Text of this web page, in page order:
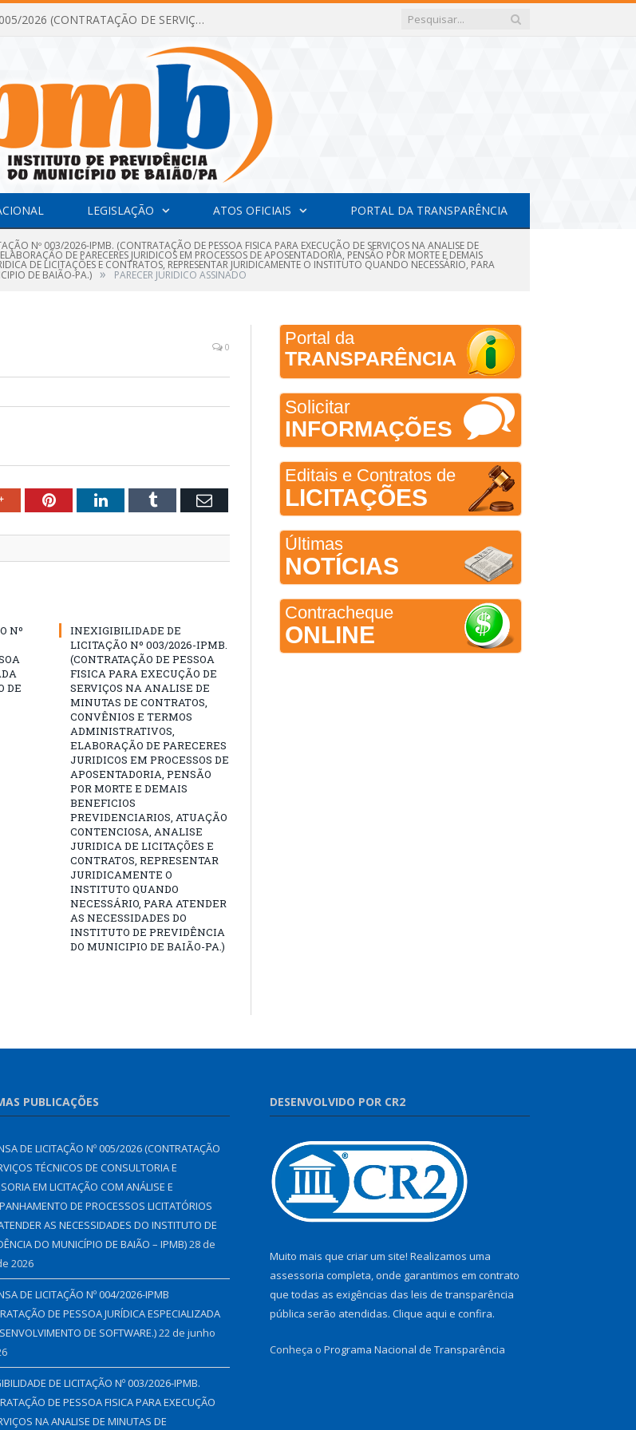
DISPENSA DE LICITAÇÃO Nº 005/2026 (CONTRATAÇÃO DE SERVIÇOS TÉCNICOS DE CONSULTORIA E ASSESSORIA EM LICITAÇÃO COM ANÁLISE E ACOMPANHAMENTO DE PROCESSOS LICITATÓRIOS PARA ATENDER AS NECESSIDADES DO INSTITUTO DE PREVIDÊNCIA DO MUNICÍPIO DE BAIÃO – IPMB)
LEGISLAÇÃO ATOS OFICIAIS PORTAL DA TRANSPARÊNCIA
Nº 003/2026-IPMB. (CONTRATAÇÃO DE PESSOA FISICA PARA EXECUÇÃO DE SERVIÇOS NA ANALISE DE
DE PARECERES JURIDICOS EM PROCESSOS DE APOSENTADORIA, PENSÃO POR MORTE E DEMAIS
DE LICITAÇÕES E CONTRATOS, REPRESENTAR JURIDICAMENTE O INSTITUTO QUANDO NECESSÁRIO, PARA
DE BAIÃO-PA.) » PARECER JURIDICO ASSINADO
0
Google+PinterestLinkedInTumblr Email
Nº
DE
INEXIGIBILIDADE DE
LICITAÇÃO Nº 003/2026-IPMB.
(CONTRATAÇÃO DE PESSOA
FISICA PARA EXECUÇÃO DE
SERVIÇOS NA ANALISE DE
MINUTAS DE CONTRATOS,
CONVÊNIOS E TERMOS
ADMINISTRATIVOS,
ELABORAÇÃO DE PARECERES
JURIDICOS EM PROCESSOS DE
APOSENTADORIA, PENSÃO
POR MORTE E DEMAIS
BENEFICIOS
PREVIDENCIARIOS, ATUAÇÃO
CONTENCIOSA, ANALISE
JURIDICA DE LICITAÇÕES E
CONTRATOS, REPRESENTAR
JURIDICAMENTE O
INSTITUTO QUANDO
NECESSÁRIO, PARA ATENDER
AS NECESSIDADES DO
INSTITUTO DE PREVIDÊNCIA
DO MUNICIPIO DE BAIÃO-PA.)
Portal da
TRANSPARÊNCIA
Solicitar
INFORMAÇÕES
Editais e Contratos de
LICITAÇÕES
Últimas
NOTÍCIAS
Contracheque
ONLINE
PUBLICAÇÕES
DE LICITAÇÃO Nº 005/2026 (CONTRATAÇÃO
TÉCNICOS DE CONSULTORIA E
EM LICITAÇÃO COM ANÁLISE E
DE PROCESSOS LICITATÓRIOS
AS NECESSIDADES DO INSTITUTO DE
DO MUNICÍPIO DE BAIÃO – IPMB)28 de
2026
DE LICITAÇÃO Nº 004/2026-IPMB
DE PESSOA JURÍDICA ESPECIALIZADA
DE SOFTWARE.)22 de junho
DE LICITAÇÃO Nº 003/2026-IPMB.
DE PESSOA FISICA PARA EXECUÇÃO
NA ANALISE DE MINUTAS DE
DESENVOLVIDO POR CR2
Muito mais que criar um site! Realizamos uma
assessoria completa, onde garantimos em contrato
que todas as exigências das leis de transparência
pública serão atendidas. Clique aqui e confira.
Conheça o Programa Nacional de Transparência